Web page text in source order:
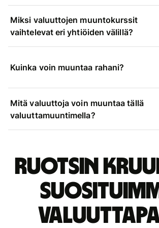
Miksi valuuttojen muuntokurssit
vaihtelevat eri yhtiöiden välillä?
Kuinka voin muuntaa rahani?
Mitä valuuttoja voin muuntaa tällä
valuuttamuuntimella?
Ruotsin